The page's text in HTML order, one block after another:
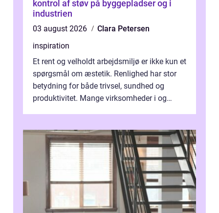
kontrol af støv på byggepladser og i
industrien
03 august 2026
Clara Petersen
inspiration
Et rent og velholdt arbejdsmiljø er ikke kun et
spørgsmål om æstetik. Renlighed har stor
betydning for både trivsel, sundhed og
produktivitet. Mange virksomheder i og